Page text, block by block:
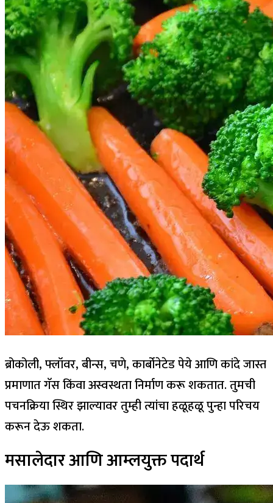
ब्रोकोली, फ्लॉवर, बीन्स, चणे, कार्बोनेटेड पेये आणि कांदे जास्त
प्रमाणात गॅस किंवा अस्वस्थता निर्माण करू शकतात. तुमची
पचनक्रिया स्थिर झाल्यावर तुम्ही त्यांचा हळूहळू पुन्हा परिचय
करून देऊ शकता.
मसालेदार आणि आम्लयुक्त पदार्थ